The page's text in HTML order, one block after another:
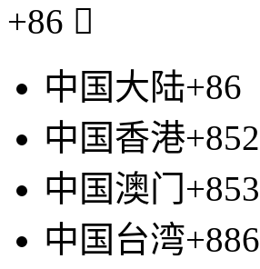
+86 
中国大陆+86
中国香港+852
中国澳门+853
中国台湾+886